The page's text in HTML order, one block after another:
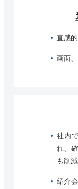
直感
画面
社内
れ、
も削
紹介